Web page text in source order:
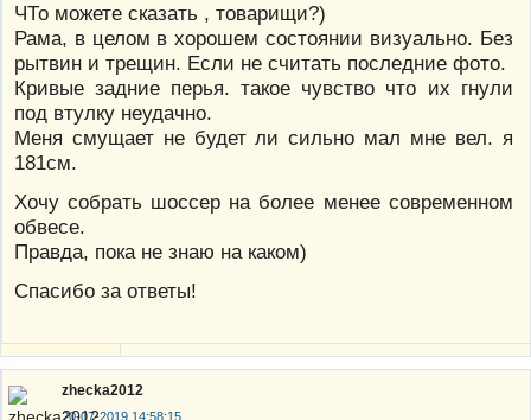
ЧТо можете сказать , товарищи?)
Рама, в целом в хорошем состоянии визуально. Без
рытвин и трещин. Если не считать последние фото.
Кривые задние перья. такое чувство что их гнули
под втулку неудачно.
Меня смущает не будет ли сильно мал мне вел. я
181см.
Хочу собрать шоссер на более менее современном
обвесе.
Правда, пока не знаю на каком)
Спасибо за ответы!
zhecka2012
20-07-2019 14:58:15